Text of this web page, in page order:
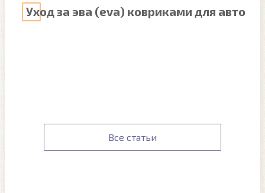
Уход за эва (eva) ковриками для авто
Все статьи